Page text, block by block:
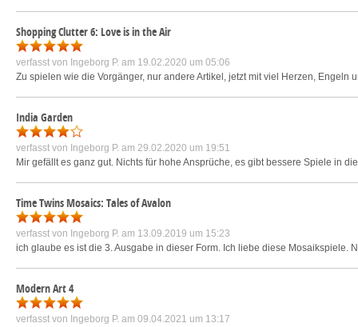
Shopping Clutter 6: Love is in the Air
verfasst von Ingeborg P. am 19.02.2020 um 05:06
Zu spielen wie die Vorgänger, nur andere Artikel, jetzt mit viel Herzen,
India Garden
verfasst von Ingeborg P. am 29.02.2020 um 19:51
Mir gefällt es ganz gut. Nichts für hohe Ansprüche, es gibt bessere Spiele in
Time Twins Mosaics: Tales of Avalon
verfasst von Ingeborg P. am 13.09.2019 um 15:23
ich glaube es ist die 3. Ausgabe in dieser Form. Ich liebe diese Mosaikspiele.
Modern Art 4
verfasst von Ingeborg P. am 09.04.2021 um 13:17